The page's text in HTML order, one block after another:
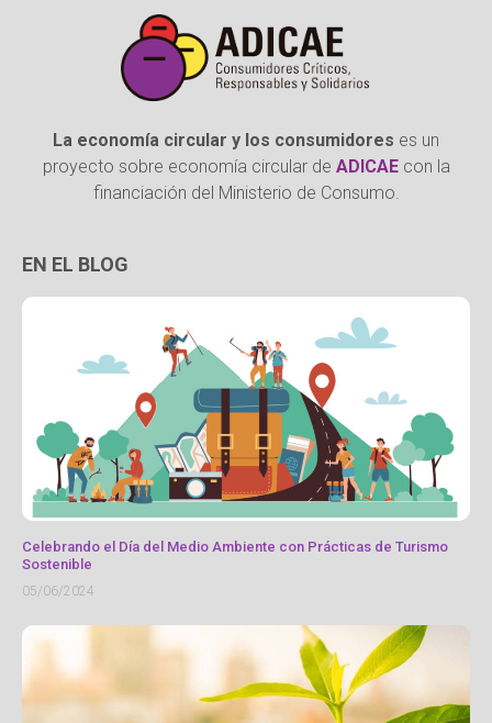
La economía circular y los consumidores es un
proyecto sobre economía circular de ADICAEcon la
financiación del Ministerio de Consumo.
EN EL BLOG
Celebrando el Día del Medio Ambiente con Prácticas de Turismo
Sostenible
05/06/2024